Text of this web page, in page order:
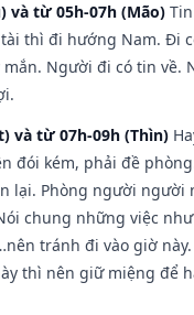
và từ 05h-07h (Mão)
thì đi hướng Nam. Đi
Người đi có tin về.
và từ 07h-09h (Thìn)
đói kém, phải đề
lại. Phòng người người
chung những việc
tránh đi vào giờ
thì nên giữ miệng để